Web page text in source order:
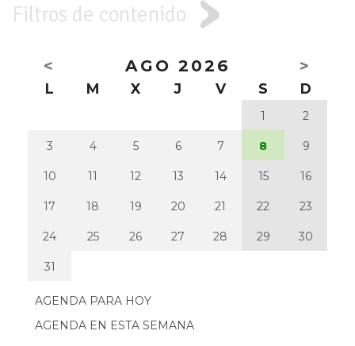
Filtros de contenido
< AGO 2026 >
L M X J V S D
1 2
3 4 5 6 7 8 9
10 11 12 13 14 15 16
17 18 19 20 21 22 23
24 25 26 27 28 29 30
31
AGENDA PARA HOY
AGENDA EN ESTA SEMANA